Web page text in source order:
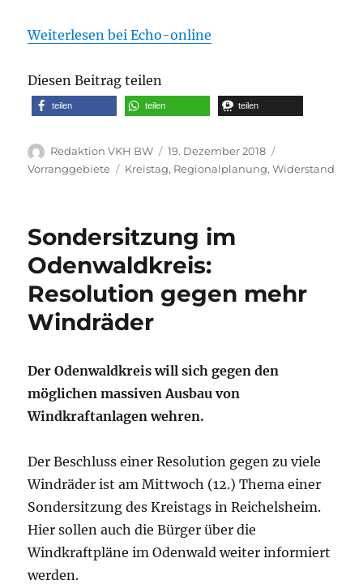
Weiterlesen bei Echo-online
Diesen Beitrag teilen
teilen teilen teilen
Autor
Redaktion VKH BW
Veröffentlicht
am
19. Dezember 2018
Vorranggebiete
Schlagwörter
Kreistag, Regionalplanung,Widerstand
Sondersitzung im
Odenwaldkreis:
Resolution gegen mehr
Windräder
Der Odenwaldkreis will sich gegen den
möglichen massiven Ausbau von
Windkraftanlagen wehren.
Der Beschluss einer Resolution gegen zu viele
Windräder ist am Mittwoch (12.) Thema einer
Sondersitzung des Kreistags in Reichelsheim.
Hier sollen auch die Bürger über die
Windkraftpläne im Odenwald weiter informiert
werden.